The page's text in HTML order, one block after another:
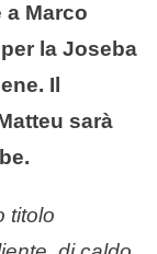
Marco
la Joseba
Il
sarà
titolo